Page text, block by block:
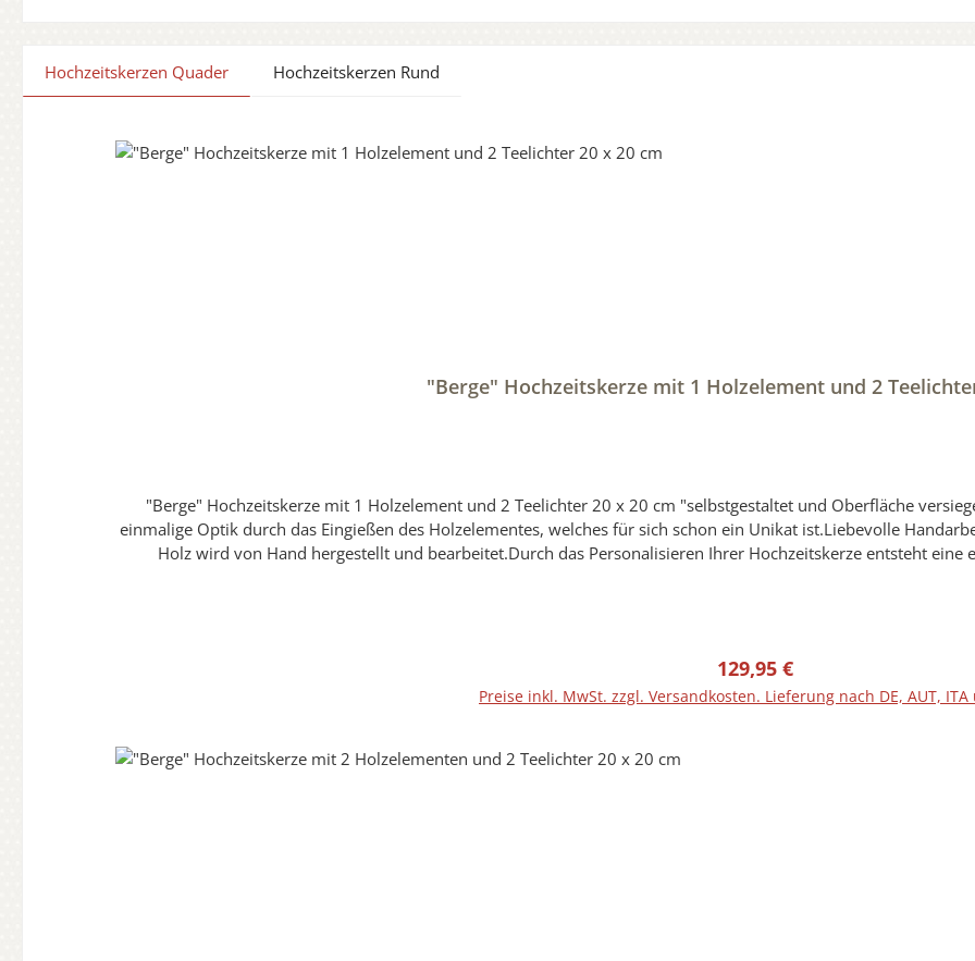
Hochzeitskerzen Quader Hochzeitskerzen Rund
"Berge" Hochzeitskerze mit 1 Holzelement und 2
"Berge" Hochzeitskerze mit 1 Holzelement und 2 Teelichter 20 x 20 cm "selbstgestaltet und Oberfläche versiegelt "Hochzeitskerze mit Holzelement aus Stearin.Eine
einmalige Optik durch das Eingießen des Holzelementes, welches für sich schon ein Unikat ist.Liebevolle
Holz wird von Hand hergestellt und bearbeitet.Durch das Personalisieren Ihrer Hochzeitskerze entsteht eine
nicht Bestandteil der Bestellung.Hersteller-Artikel-Nr.:
Regulärer Preis:
129,95 €
Preise inkl. MwSt. zzgl. Versandkosten. Lieferung nach DE, AUT, ITA